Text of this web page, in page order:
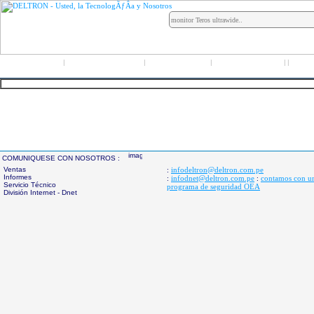
| | | | |
COMUNIQUESE CON NOSOTROS :
Ventas
Informes
Servicio Técnico
División Internet - Dnet
: infodeltron@deltron.com.pe
: infodnet@deltron.com.pe : contamos con
programa de seguridad OEA